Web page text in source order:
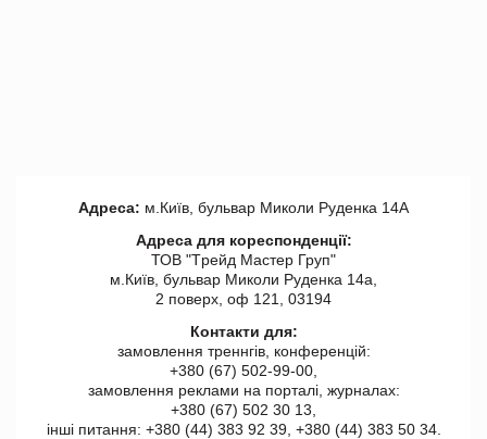
Адреса: м.Київ, бульвар Миколи Руденка 14А
Адреса для кореспонденції:
ТОВ "Tрейд Мастер Груп"
м.Київ, бульвар Миколи Руденка 14а,
2 поверх, оф 121, 03194
Контакти для:
замовлення треннгів, конференцій:
+380 (67) 502-99-00,
замовлення реклами на порталі, журналах:
+380 (67) 502 30 13,
інші питання: +380 (44) 383 92 39, +380 (44) 383 50 34.